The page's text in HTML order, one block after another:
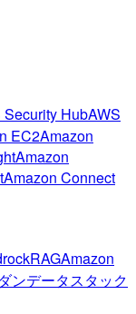
Security HubAWS
EC2Amazon
Amazon
Amazon Connect
RAGAmazon
ンデータスタック